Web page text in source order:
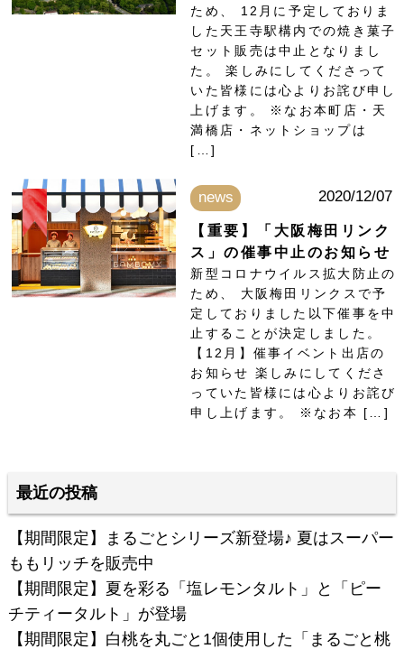
ため、 12月に予定しておりま
した天王寺駅構内での焼き菓子
セット販売は中止となりまし
た。 楽しみにしてくださって
いた皆様には心よりお詫び申し
上げます。 ※なお本町店・天
満橋店・ネットショップは
[…]
news 2020/12/07
【重要】「大阪梅田リンク
ス」の催事中止のお知らせ
新型コロナウイルス拡大防止の
ため、 大阪梅田リンクスで予
定しておりました以下催事を中
止することが決定しました。
【12月】催事イベント出店の
お知らせ 楽しみにしてくださ
っていた皆様には心よりお詫び
申し上げます。 ※なお本 […]
最近の投稿
【期間限定】まるごとシリーズ新登場♪ 夏はスーパー
ももリッチを販売中
【期間限定】夏を彩る「塩レモンタルト」と「ピー
チティータルト」が登場
【期間限定】白桃を丸ごと1個使用した「まるごと桃